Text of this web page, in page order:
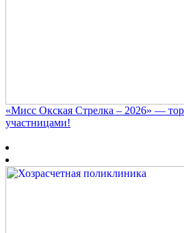
«Мисс Окская Стрелка – 2026» —
участницами!